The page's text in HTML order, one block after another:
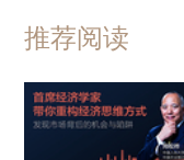
推荐阅读